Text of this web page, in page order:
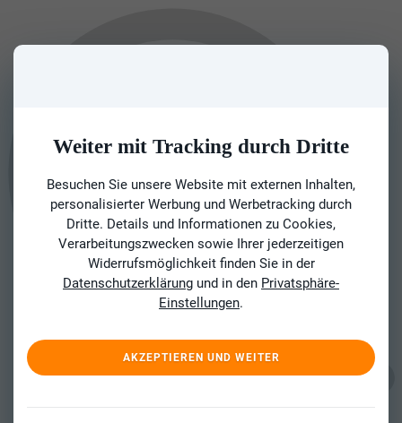
Weiter mit Tracking durch Dritte
Besuchen Sie unsere Website mit externen Inhalten,
personalisierter Werbung und Werbetracking durch
Dritte. Details und Informationen zu Cookies,
Verarbeitungszwecken sowie Ihrer jederzeitigen
Widerrufsmöglichkeit finden Sie in der
Datenschutzerklärung und in den Privatsphäre-
Einstellungen.
AKZEPTIEREN UND WEITER